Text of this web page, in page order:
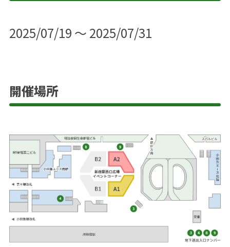
2025/07/19 ～ 2025/07/31
開催場所